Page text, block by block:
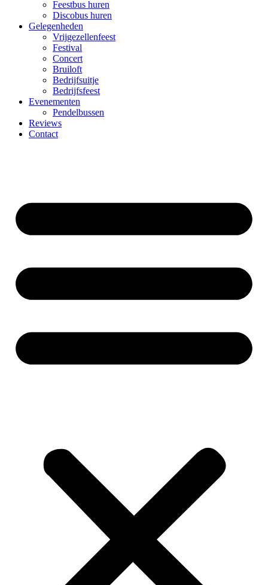
Feestbus huren
Discobus huren
Gelegenheden
Vrijgezellenfeest
Festival
Concert
Bruiloft
Bedrijfsuitje
Bedrijfsfeest
Evenementen
Pendelbussen
Reviews
Contact